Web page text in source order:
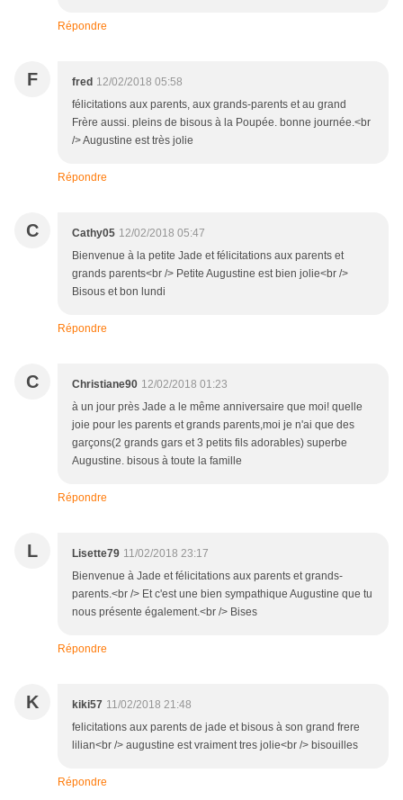
Répondre
F fred 12/02/2018 05:58
félicitations aux parents, aux grands-parents et au grand
Frère aussi. pleins de bisous à la Poupée. bonne journée.<br
/> Augustine est très jolie
Répondre
C Cathy05 12/02/2018 05:47
Bienvenue à la petite Jade et félicitations aux parents et
grands parents<br /> Petite Augustine est bien jolie<br />
Bisous et bon lundi
Répondre
C Christiane90 12/02/2018 01:23
à un jour près Jade a le même anniversaire que moi! quelle
joie pour les parents et grands parents,moi je n'ai que des
garçons(2 grands gars et 3 petits fils adorables) superbe
Augustine. bisous à toute la famille
Répondre
L Lisette79 11/02/2018 23:17
Bienvenue à Jade et félicitations aux parents et grands-
parents.<br /> Et c'est une bien sympathique Augustine que tu
nous présente également.<br /> Bises
Répondre
K kiki57 11/02/2018 21:48
felicitations aux parents de jade et bisous à son grand frere
lilian<br /> augustine est vraiment tres jolie<br /> bisouilles
Répondre